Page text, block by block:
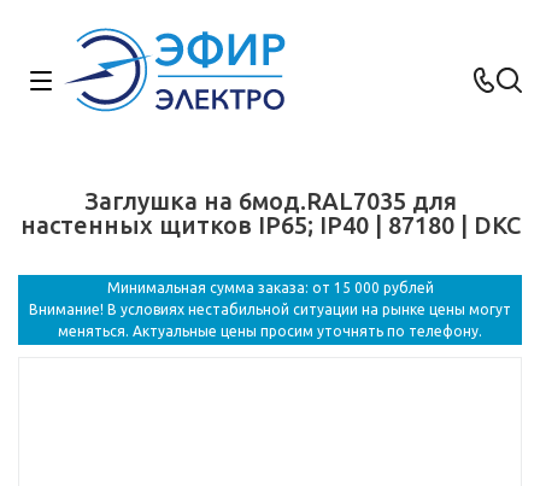
Заглушка на 6мод.RAL7035 для
настенных щитков IP65; IP40 | 87180 | DKC
Минимальная сумма заказа: от 15 000 рублей
Внимание! В условиях нестабильной ситуации на рынке цены могут
меняться. Актуальные цены просим уточнять по телефону.